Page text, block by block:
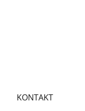
KONTAKT